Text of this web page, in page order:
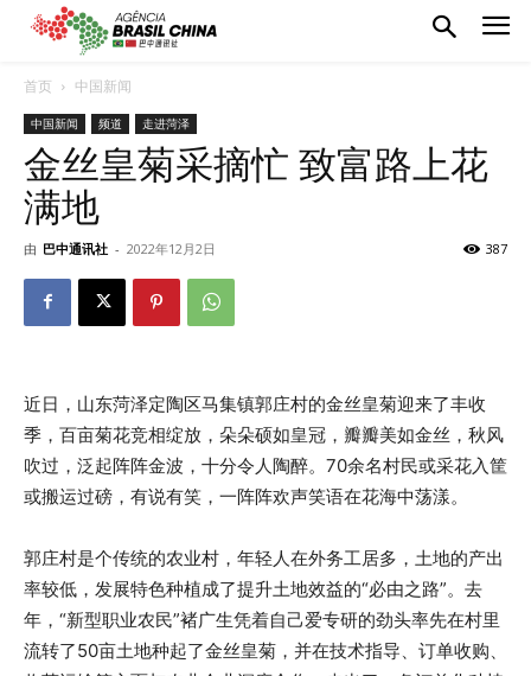
首页 中国新闻
中国新闻 频道 走进菏泽
金丝皇菊采摘忙 致富路上花
满地
由 巴中通讯社 - 2022年12月2日 387
近日，山东菏泽定陶区马集镇郭庄村的金丝皇菊迎来了丰收
季，百亩菊花竞相绽放，朵朵硕如皇冠，瓣瓣美如金丝，秋风
吹过，泛起阵阵金波，十分令人陶醉。70余名村民或采花入筐
或搬运过磅，有说有笑，一阵阵欢声笑语在花海中荡漾。
郭庄村是个传统的农业村，年轻人在外务工居多，土地的产出
率较低，发展特色种植成了提升土地效益的“必由之路”。去
年，“新型职业农民”褚广生凭着自己爱专研的劲头率先在村里
流转了50亩土地种起了金丝皇菊，并在技术指导、订单收购、